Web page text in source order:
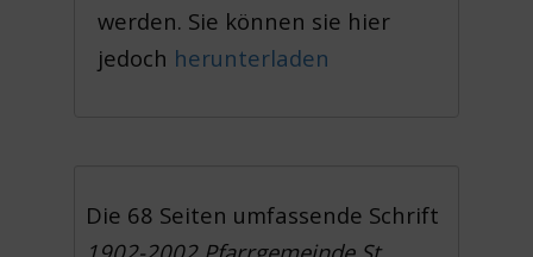
werden. Sie können sie hier
jedoch herunterladen
Die 68 Seiten umfassende Schrift